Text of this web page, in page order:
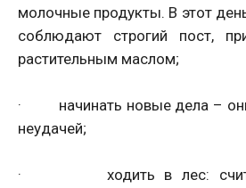
молочные продукты. В этот
соблюдают строгий пост,
растительным маслом;
· начинать новые дела – они
неудачей;
· ходить в лес: